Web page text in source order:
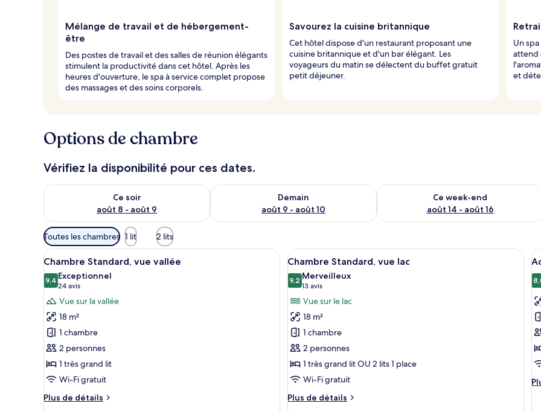
Mélange de travail et de hébergement-
être
Des postes de travail et des salles de réunion élégants
stimulent la productivité dans cet hôtel. Après les
heures d'ouverture, le spa à service complet propose
des massages et des soins corporels.
Savourez la cuisine britannique
Cet hôtel dispose d'un restaurant proposant une
cuisine britannique et d'un bar élégant. Les
voyageurs du matin se délectent du buffet gratuit
petit déjeuner.
Un
attend
et
Options de chambre
Vérifiez la disponibilité pour ces dates.
Ce soir
août 8 - août 9
Vérifier la disponibilité pour ce soir août 8 - août 9
Demain
août 9 - août 10
Vérifier la disponibilité pour demain août 9 - août 10
Ce week-end
août 14 - août 16
Vérifier la disponibilité pour ce week-
Filtres
disponibles
pour
les
chambres
Toutes les chambres 1 lit 2 lits
Afficher
toutes
les
photos
pour
ce
type
de
chambre :
Chambre
Standard,
Une chambre d’hôtel moderne dotée d’un grand lit, de tables de chevet avec des lampes, d’un bureau
3
Chambre Standard, vue vallée
9,49,4 sur 10
Exceptionnel
24 avis
(24 avis)
Vue sur la vallée
18 m²
1 chambre
2 personnes
1 très grand lit
Wi-Fi gratuit
Plus de détails
Plus
Afficher
toutes
les
photos
pour
ce
type
de
chambre :
Chambre
Standard,
Une chambre d’hôtel moderne avec
2
Chambre Standard, vue lac
9,29,2 sur 10
Merveilleux
13 avis
(13 avis)
Vue sur le lac
18 m²
1 chambre
2 personnes
1 très grand lit OU 2 lits 1 place
Wi-Fi gratuit
Plus de détails
Plus